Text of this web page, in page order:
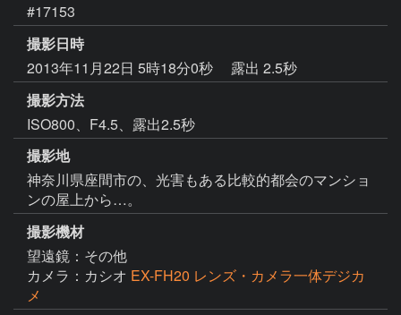
#17153
撮影日時
2013年11月22日 5時18分0秒
露出 2.5秒
撮影方法
ISO800、F4.5、露出2.5秒
撮影地
神奈川県座間市の、光害もある比較的都会のマンショ
ンの屋上から…。
撮影機材
望遠鏡：その他
カメラ：カシオ EX-FH20 レンズ・カメラ一体デジカ
メ